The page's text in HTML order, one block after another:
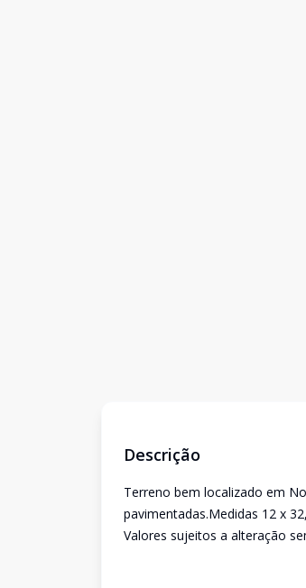
Descrição
Terreno bem localizado em
pavimentadas.Medidas 12 x
Valores sujeitos a alteração